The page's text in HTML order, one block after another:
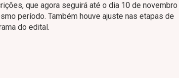
que agora seguirá até o dia 10 de novembro
período. Também houve ajuste nas etapas de
do edital.